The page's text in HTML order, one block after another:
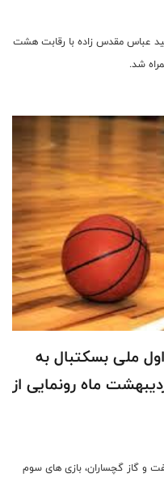
سید عباس مقدس زاده با رقابت هشت
شد.
ملی بسکتبال به
ماه رونمایی از
و گاز گچساران، بازی های سوم